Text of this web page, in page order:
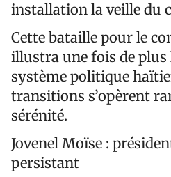
installation la veille du
Cette bataille pour le
illustra une fois de
système politique
transitions s’opèrent
sérénité.
Jovenel Moïse :
persistant